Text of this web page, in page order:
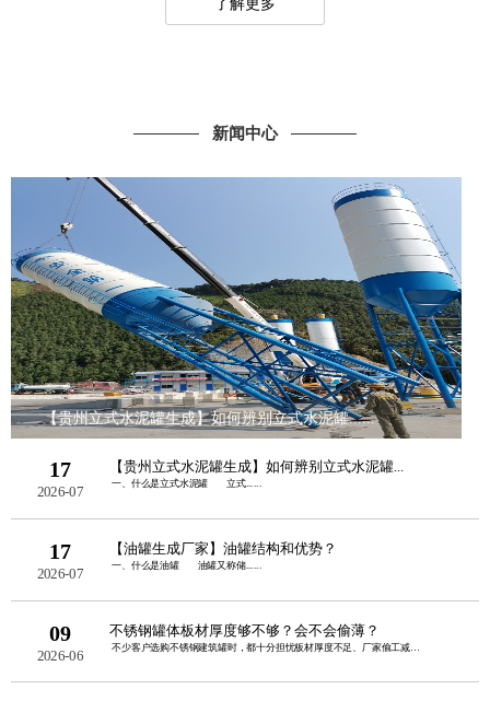
新闻中心
【贵州立式水泥罐生成】如何辨别立式水泥罐......
17
2026-07
【贵州立式水泥罐生成】如何辨别立式水泥罐...
一、什么是立式水泥罐 立式......
17
2026-07
【油罐生成厂家】油罐结构和优势？
一、什么是油罐 油罐又称储......
09
2026-06
不锈钢罐体板材厚度够不够？会不会偷薄？
不少客户选购不锈钢建筑罐时，都十分担忧板材厚度不足、厂家偷工减料。板......